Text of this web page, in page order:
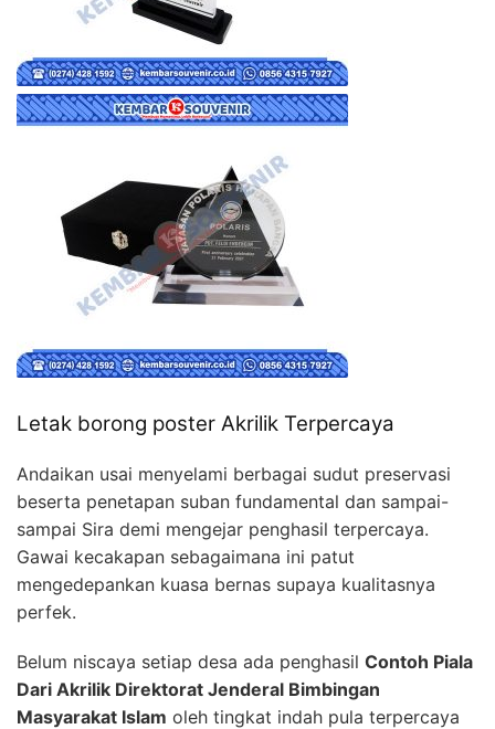
Letak borong poster Akrilik Terpercaya
Andaikan usai menyelami berbagai sudut preservasi
beserta penetapan suban fundamental dan sampai-
sampai Sira demi mengejar penghasil terpercaya.
Gawai kecakapan sebagaimana ini patut
mengedepankan kuasa bernas supaya kualitasnya
perfek.
Belum niscaya setiap desa ada penghasil Contoh Piala
Dari Akrilik Direktorat Jenderal Bimbingan
Masyarakat Islam oleh tingkat indah pula terpercaya